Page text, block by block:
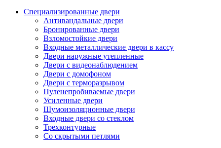
Специализированные двери
Антивандальные двери
Бронированные двери
Взломостойкие двери
Входные металлические двери в кассу
Двери наружные утепленные
Двери с видеонаблюдением
Двери с домофоном
Двери с терморазрывом
Пуленепробиваемые двери
Усиленные двери
Шумоизоляционные двери
Входные двери со стеклом
Трехконтурные
Со скрытыми петлями